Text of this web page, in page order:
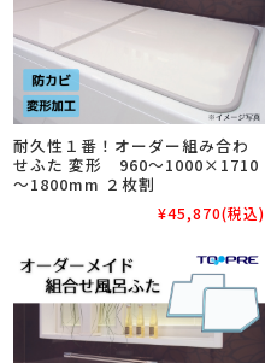
耐久性１番！オーダー組み合わ
せふた 変形 960～1000×1710
～1800mm ２枚割
¥45,870(税込)